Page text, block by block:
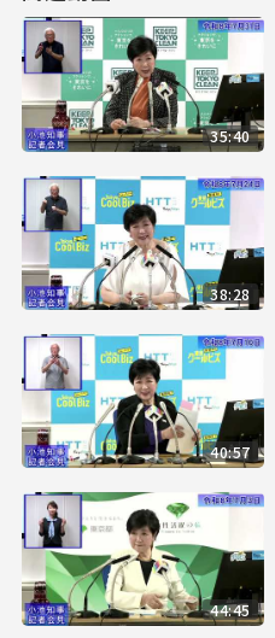
35:40
38:28
40:57
44:45